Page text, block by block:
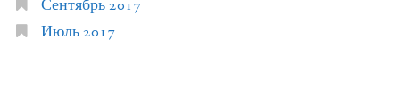
Сентябрь 2017
Июль 2017